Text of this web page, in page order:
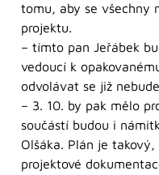
tomu, aby se všechny
projektu.
– tímto pan Jeřábek
vedoucí k
odvolávat se již
– 3. 10. by pak mělo
součástí budou i
Olšáka. Plán je
projektové